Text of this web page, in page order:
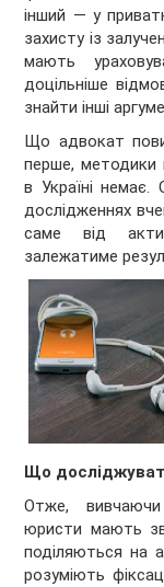
інший — у
захисту із
мають
доцільніше
знайти інші
Що адвокат
перше, методики
в Україні
дослідженнях
саме від
залежатиме
Що
Отже, вивчаючи
юристи мають
поділяються на
розуміють